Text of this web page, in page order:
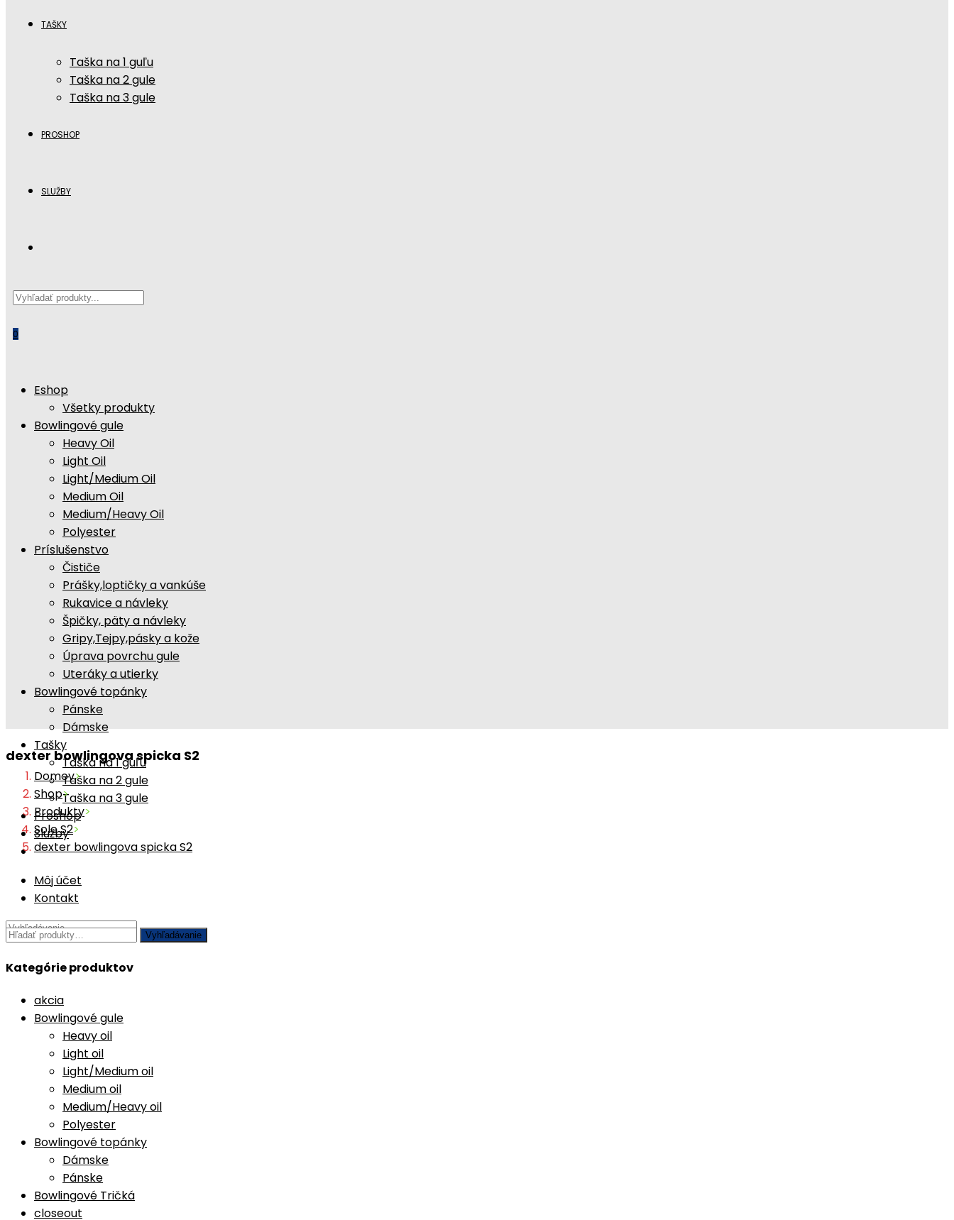
TAŠKY
Taška na 1 guľu
Taška na 2 gule
Taška na 3 gule
PROSHOP
SLUŽBY
Search
website
0
Eshop
Všetky produkty
Bowlingové gule
Heavy Oil
Light Oil
Light/Medium Oil
Medium Oil
Medium/Heavy Oil
Polyester
Príslušenstvo
Čističe
Prášky,loptičky a vankúše
Rukavice a návleky
Špičky, päty a návleky
Gripy,Tejpy,pásky a kože
Úprava povrchu gule
Uteráky a utierky
Bowlingové topánky
Pánske
Dámske
Tašky
Taška na 1 guľu
Taška na 2 gule
Taška na 3 gule
Proshop
Služby
Môj účet
Kontakt
dexter bowlingova spicka S2
Domov>
Shop>
Produkty>
Sole S2>
dexter bowlingova spicka S2
Hľadať: Vyhľadávanie
Kategórie produktov
akcia
Bowlingové gule
Heavy oil
Light oil
Light/Medium oil
Medium oil
Medium/Heavy oil
Polyester
Bowlingové topánky
Dámske
Pánske
Bowlingové Tričká
closeout